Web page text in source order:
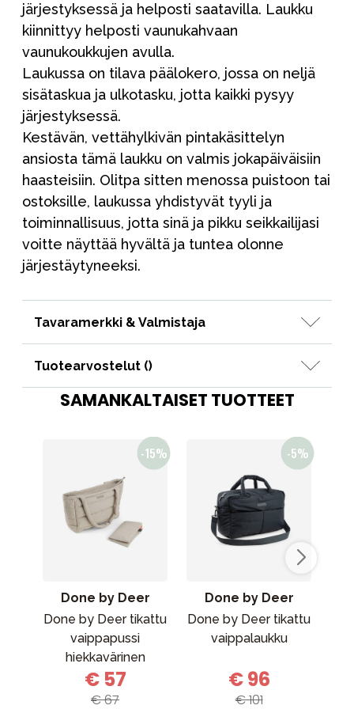
järjestyksessä ja helposti saatavilla. Laukku
kiinnittyy helposti vaunukahvaan
vaunukoukkujen avulla.
Laukussa on tilava päälokero, jossa on neljä
sisätaskua ja ulkotasku, jotta kaikki pysyy
järjestyksessä.
Kestävän, vettähylkivän pintakäsittelyn
ansiosta tämä laukku on valmis jokapäiväisiin
haasteisiin. Olitpa sitten menossa puistoon tai
ostoksille, laukussa yhdistyvät tyyli ja
toiminnallisuus, jotta sinä ja pikku seikkailijasi
voitte näyttää hyvältä ja tuntea olonne
järjestäytyneeksi.
Tavaramerkki & Valmistaja
Tuotearvostelut ()
SAMANKALTAISET TUOTTEET
Done by Deer
Done by Deer tikattu
vaippapussi
hiekkavärinen
€ 57
€ 67
Done by Deer
Done by Deer tikattu
vaippalaukku
€ 96
€ 101